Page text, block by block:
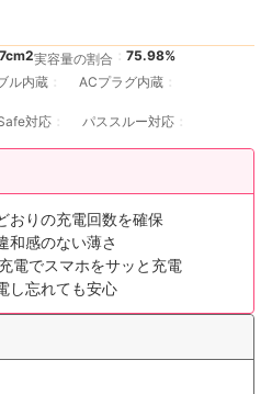
実容量の割合
75.98%
ル内蔵 ACプラグ内蔵
対応 パススルー対応
おりの充電回数を確保
和感のない薄さ
電でスマホをサッと充電
し忘れても安心